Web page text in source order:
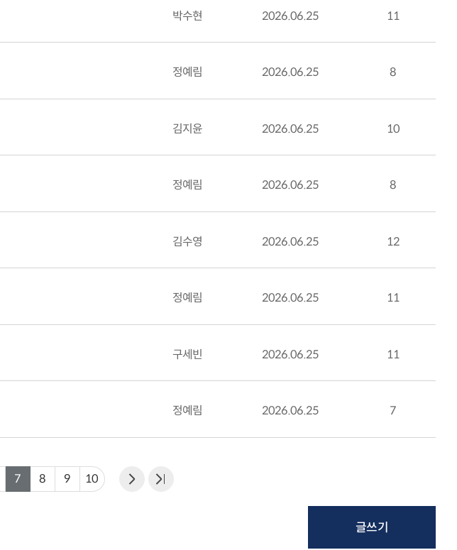
박수현 2026.06.25 11
정예림 2026.06.25 8
김지윤 2026.06.25 10
정예림 2026.06.25 8
김수영 2026.06.25 12
정예림 2026.06.25 11
구세빈 2026.06.25 11
정예림 2026.06.25 7
7 8 9 10
글쓰기